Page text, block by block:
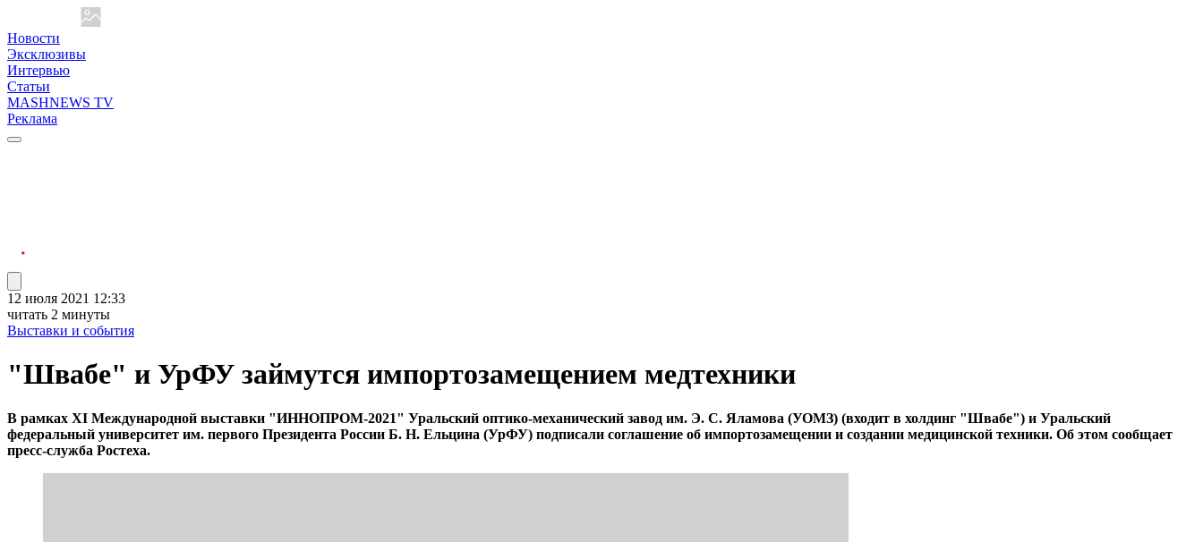
Новости
Эксклюзивы
Интервью
Статьи
MASHNEWS TV
Реклама
12 июля 2021 12:33
читать 2 минуты
Выставки и события
"Швабе" и УрФУ займутся импортозамещением медтехники
В рамках XI Международной выставки "ИННОПРОМ-2021" Уральский оптико-механический завод им. Э. С. Яламова (УОМЗ) (входит в холдинг "Швабе") и Уральский
федеральный университет им. первого Президента России Б. Н. Ельцина (УрФУ) подписали соглашение об импортозамещении и создании медицинской техники. Об этом сообщает
пресс-служба Ростеха.